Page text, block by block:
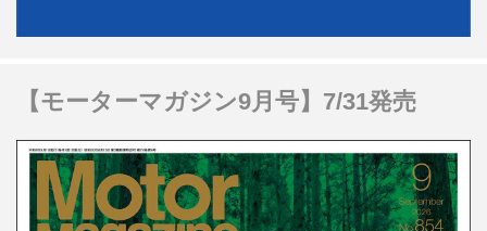
【モーターマガジン9月号】7/31発売